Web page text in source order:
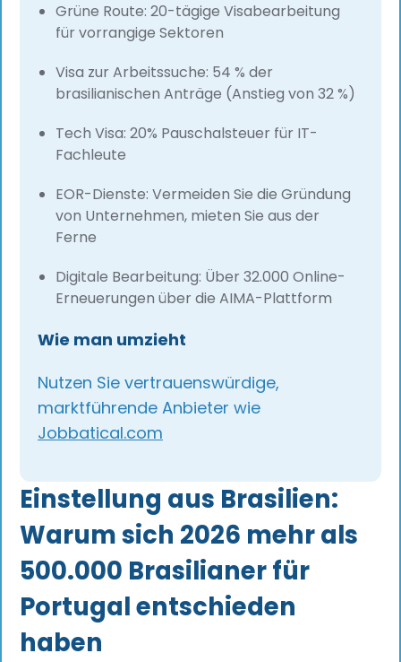
Grüne Route: 20-tägige Visabearbeitung
für vorrangige Sektoren
Visa zur Arbeitssuche: 54 % der
brasilianischen Anträge (Anstieg von 32 %)
Tech Visa: 20% Pauschalsteuer für IT-
Fachleute
EOR-Dienste: Vermeiden Sie die Gründung
von Unternehmen, mieten Sie aus der
Ferne
Digitale Bearbeitung: Über 32.000 Online-
Erneuerungen über die AIMA-Plattform
Wie man umzieht
Nutzen Sie vertrauenswürdige,
marktführende Anbieter wie
Jobbatical.com
Einstellung aus Brasilien:
Warum sich 2026 mehr als
500.000 Brasilianer für
Portugal entschieden
haben